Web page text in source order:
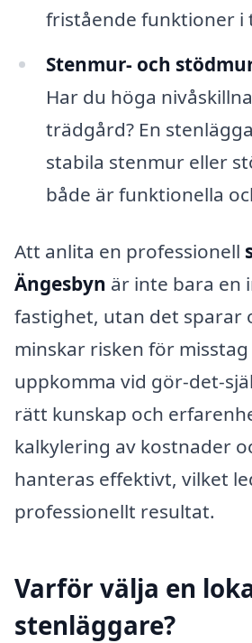
fristående funktioner i
Stenmur- och
Har du höga
trädgård? En
stabila stenmur eller
både är funktionella
Att anlita en professionell
Ängesbyn är inte bara en
fastighet, utan det sparar
minskar risken för
uppkomma vid gör-det-
rätt kunskap och
kalkylering av kostnader
hanteras effektivt, vilket
professionellt resultat.
Varför välja en
stenläggare?